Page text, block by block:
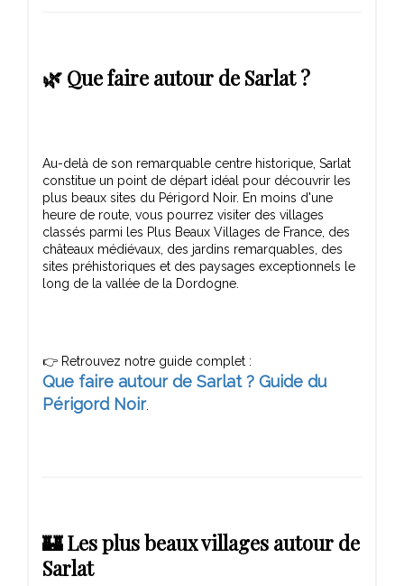
🌿 Que faire autour de Sarlat ?
Au-delà de son remarquable centre historique, Sarlat
constitue un point de départ idéal pour découvrir les
plus beaux sites du Périgord Noir. En moins d'une
heure de route, vous pourrez visiter des villages
classés parmi les Plus Beaux Villages de France, des
châteaux médiévaux, des jardins remarquables, des
sites préhistoriques et des paysages exceptionnels le
Que faire autour de Sarlat ? Guide du
Périgord Noir
🏰 Les plus beaux villages autour de
Sarlat